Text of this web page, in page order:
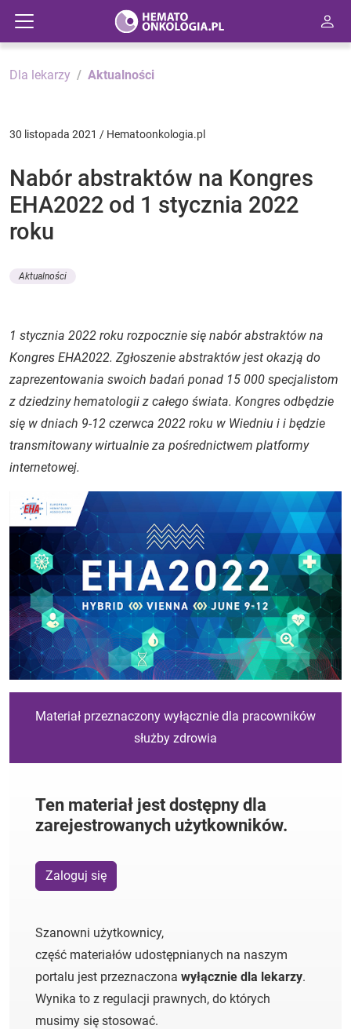
Dla lekarzy Aktualności
30 listopada 2021 / Hematoonkologia.pl
Nabór abstraktów na Kongres
EHA2022 od 1 stycznia 2022
roku
Aktualności
1 stycznia 2022 roku rozpocznie się nabór abstraktów na
Kongres EHA2022. Zgłoszenie abstraktów jest okazją do
zaprezentowania swoich badań ponad 15 000 specjalistom
z dziedziny hematologii z całego świata. Kongres odbędzie
się w dniach 9-12 czerwca 2022 roku w Wiedniu i i będzie
transmitowany wirtualnie za pośrednictwem platformy
internetowej.
Materiał przeznaczony wyłącznie dla pracowników
służby zdrowia
Ten materiał jest dostępny dla
zarejestrowanych użytkowników.
Zaloguj się
Szanowni użytkownicy,
część materiałów udostępnianych na naszym
portalu jest przeznaczona wyłącznie dla lekarzy.
Wynika to z regulacji prawnych, do których
musimy się stosować.